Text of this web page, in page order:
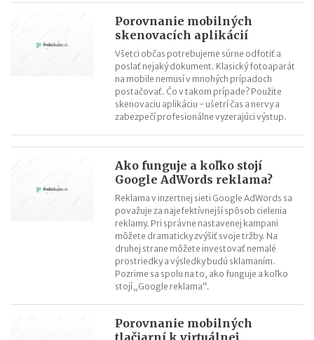
Porovnanie mobilných
skenovacích aplikácií
Všetci občas potrebujeme súrne odfotiť a
poslať nejaký dokument. Klasický fotoaparát
na mobile nemusí v mnohých prípadoch
postačovať. Čo v takom prípade? Použite
skenovaciu aplikáciu - ušetrí čas a nervy a
zabezpečí profesionálne vyzerajúci výstup.
Ako funguje a koľko stojí
Google AdWords reklama?
Reklama v inzertnej sieti Google AdWords sa
považuje za najefektívnejší spôsob cielenia
reklamy. Pri správne nastavenej kampani
môžete dramaticky zvýšiť svoje tržby. Na
druhej strane môžete investovať nemalé
prostriedky a výsledky budú sklamaním.
Pozrime sa spolu na to, ako funguje a koľko
stojí „Google reklama“.
Porovnanie mobilných
tlačiarní k virtuálnej